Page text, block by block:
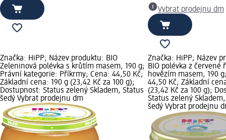
Vybrat prodejnu dm
Značka: HiPP; Název produktu: BIO
Zeleninová polévka s krůtím masem, 190 g;
Právní kategorie: Příkrmy; Cena: 44,50 Kč;
Základní cena: 190 g (23,42 Kč za 100 g);
Dostupnost: Status zelený Skladem, Status
šedý Vybrat prodejnu dm
Značka: HiPP; Název
BIO polévka z červené
hovězím masem, 190
44,50 Kč; Základní
(23,42 Kč za 100 g);
Status zelený
šedý Vybrat prodejnu